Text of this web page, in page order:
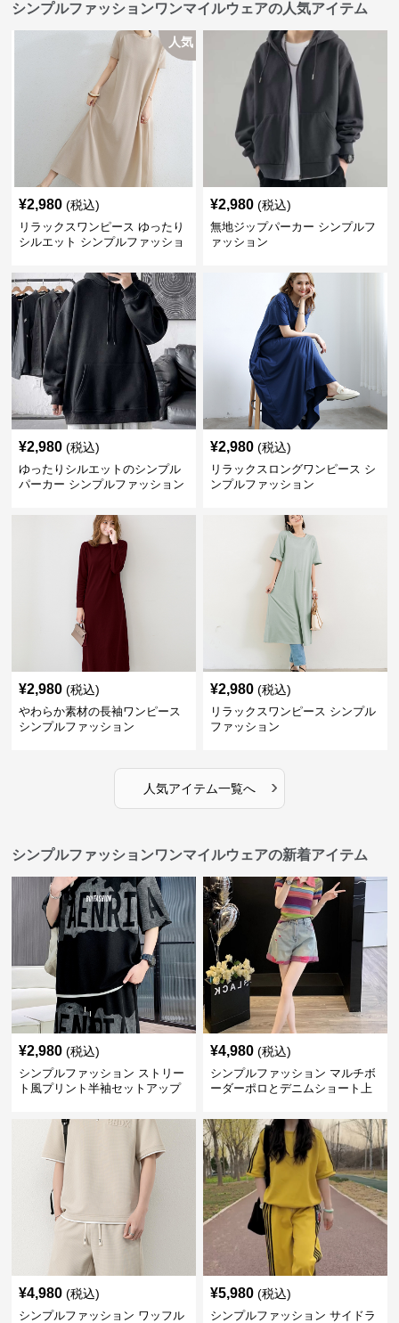
シンプルファッションワンマイルウェアの人気アイテム
人気
¥2,980 (税込)
リラックスワンピース ゆったり
シルエット シンプルファッショ
¥2,980 (税込)
無地ジップパーカー シンプルフ
ァッション
¥2,980 (税込)
ゆったりシルエットのシンプル
パーカー シンプルファッション
¥2,980 (税込)
リラックスロングワンピース シ
ンプルファッション
¥2,980 (税込)
やわらか素材の長袖ワンピース
シンプルファッション
¥2,980 (税込)
リラックスワンピース シンプル
ファッション
人気アイテム一覧へ ›
シンプルファッションワンマイルウェアの新着アイテム
¥2,980 (税込)
シンプルファッション ストリー
ト風プリント半袖セットアップ
¥4,980 (税込)
シンプルファッション マルチボ
ーダーポロとデニムショート上
¥4,980 (税込)
シンプルファッション ワッフル
¥5,980 (税込)
シンプルファッション サイドラ